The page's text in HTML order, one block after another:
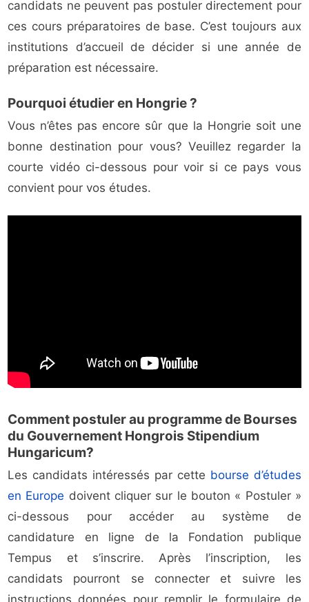
candidats ne peuvent pas postuler directement pour
ces cours préparatoires de base. C’est toujours aux
institutions d’accueil de décider si une année de
préparation est nécessaire.
Pourquoi étudier en Hongrie ?
Vous n’êtes pas encore sûr que la Hongrie soit une
bonne destination pour vous? Veuillez regarder la
courte vidéo ci-dessous pour voir si ce pays vous
convient pour vos études.
Comment postuler au programme de Bourses
du Gouvernement Hongrois Stipendium
Hungaricum?
Les candidats intéressés par cette bourse d’études
en Europe doivent cliquer sur le bouton « Postuler »
ci-dessous pour accéder au système de
candidature en ligne de la Fondation publique
Tempus et s’inscrire. Après l’inscription, les
candidats pourront se connecter et suivre les